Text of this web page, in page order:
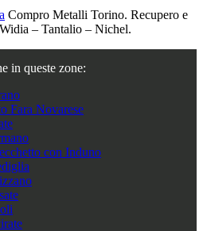
Compro Metalli Torino. Recupero e
– Tantalio – Nichel.
in queste zone:
Fara Novarese
con Induno